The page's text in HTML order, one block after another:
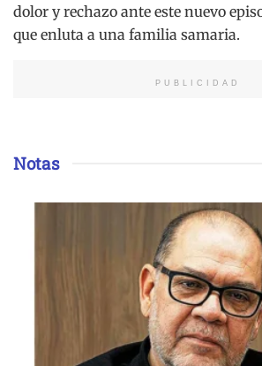
dolor y rechazo ante este nuevo
que enluta a una familia samaria.
PUBLICIDAD
Notas